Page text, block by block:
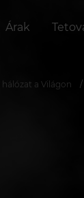
Árak
a Világon